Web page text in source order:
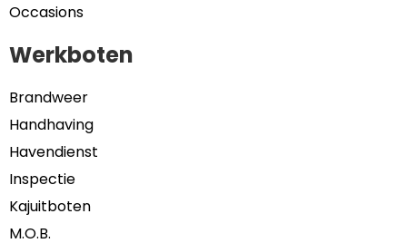
Occasions
Werkboten
Brandweer
Handhaving
Havendienst
Inspectie
Kajuitboten
M.O.B.